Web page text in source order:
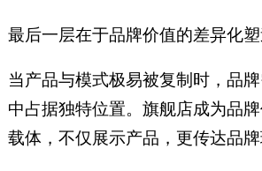
最后一层在于品牌价值的差异化塑
当产品与模式极易被复制时，品
中占据独特位置。旗舰店成为品
载体，不仅展示产品，更传达品牌